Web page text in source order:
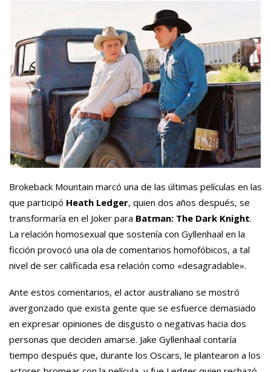
Brokeback Mountain marcó una de las últimas películas en las
que participó Heath Ledger, quien dos años después, se
transformaría en el Joker para Batman: The Dark Knight.
La relación homosexual que sostenía con Gyllenhaal en la
ficción provocó una ola de comentarios homofóbicos, a tal
nivel de ser calificada esa relación como «desagradable».
Ante estos comentarios, el actor australiano se mostró
avergonzado que exista gente que se esfuerce demasiado
en expresar opiniones de disgusto o negativas hacia dos
personas que deciden amarse. Jake Gyllenhaal contaría
tiempo después que, durante los Oscars, le plantearon a los